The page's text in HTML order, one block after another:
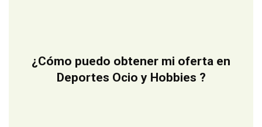
¿Cómo puedo obtener mi oferta en
Deportes Ocio y Hobbies ?